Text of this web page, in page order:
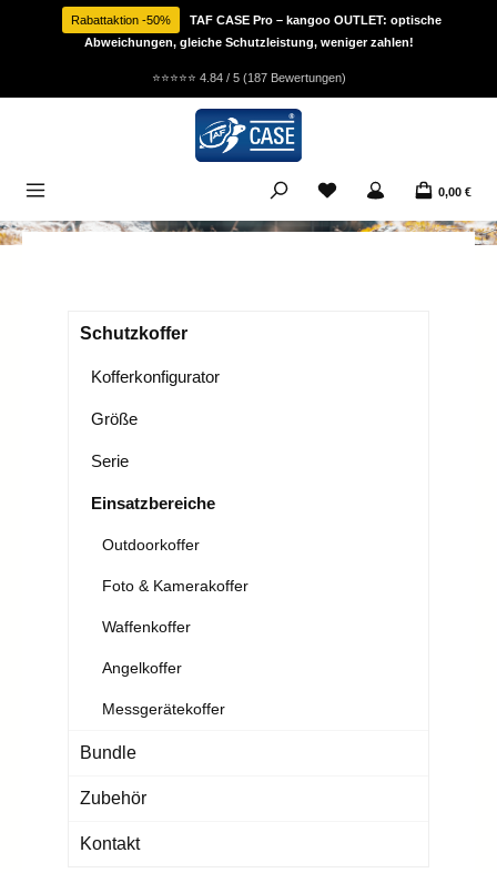
Zum Hauptinhalt springen
Rabattaktion -50%
TAF CASE Pro – kangoo OUTLET: optische
Abweichungen, gleiche Schutzleistung, weniger zahlen!
⭐⭐⭐⭐⭐ 4.84 / 5 (187 Bewertungen)
Du hast 0 Produkte
0,00 €
Schutzkoffer
Kofferkonfigurator
Größe
Serie
Einsatzbereiche
Outdoorkoffer
Foto & Kamerakoffer
Waffenkoffer
Angelkoffer
Messgerätekoffer
Bundle
Zubehör
Kontakt